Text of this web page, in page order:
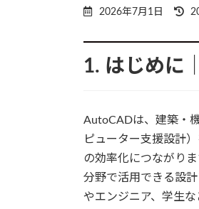
2026年7月1日
1. はじめに
AutoCADは、建築・
ピューター支援設計
の効率化につながり
分野で活用できる設
やエンジニア、学生